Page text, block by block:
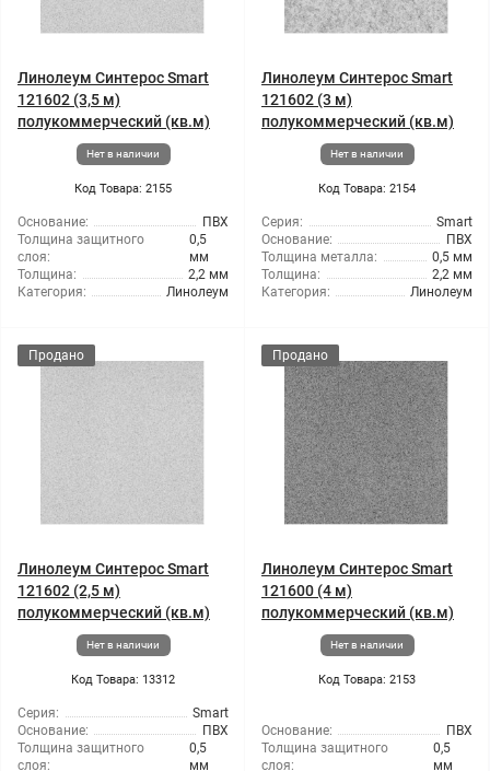
Линолеум Синтерос Smart
121602 (3,5 м)
полукоммерческий (кв.м)
Нет в наличии
Код Товара: 2155
Основание:
ПВХ
Толщина защитного
слоя:
0,5
мм
Толщина:
2,2 мм
Категория:
Линолеум
Линолеум Синтерос Smart
121602 (3 м)
полукоммерческий (кв.м)
Нет в наличии
Код Товара: 2154
Серия:
Smart
Основание:
ПВХ
Толщина металла:
0,5 мм
Толщина:
2,2 мм
Категория:
Линолеум
Продано
Линолеум Синтерос Smart
121602 (2,5 м)
полукоммерческий (кв.м)
Нет в наличии
Код Товара: 13312
Серия:
Smart
Основание:
ПВХ
Толщина защитного
слоя:
0,5
мм
Продано
Линолеум Синтерос Smart
121600 (4 м)
полукоммерческий (кв.м)
Нет в наличии
Код Товара: 2153
Основание:
ПВХ
Толщина защитного
слоя:
0,5
мм